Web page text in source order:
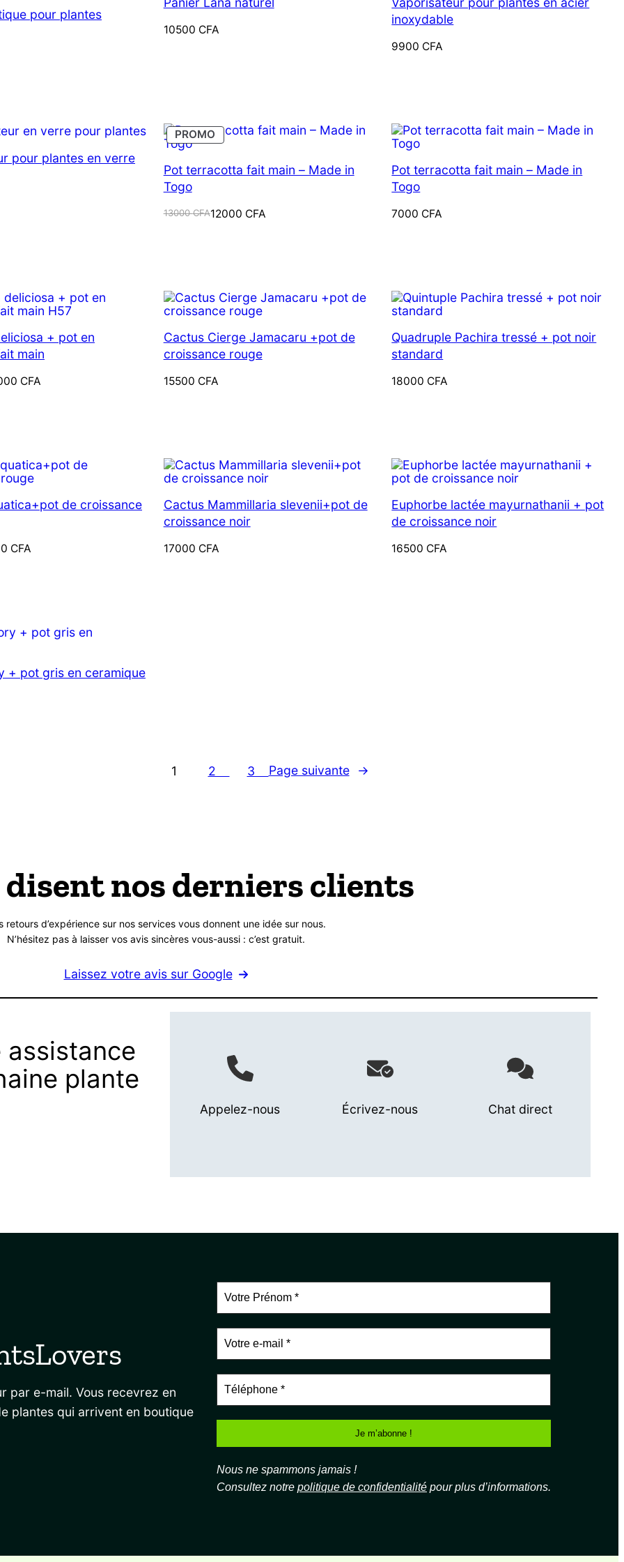
pour plantes
10500 CFA
inoxydable
9900 CFA
pour plantes en verre
PROMO PRODUIT
EN
Pot terracotta fait main – Made in
Togo
13000CFA
Le
12000 CFA
Le
Pot terracotta fait main – Made in
Togo
7000 CFA
+ pot en
main
CFA
Cactus Cierge Jamacaru +pot de
croissance rouge
15500 CFA
Quadruple Pachira tressé + pot noir
standard
18000 CFA
de croissance
CFA
Cactus Mammillaria slevenii+pot de
croissance noir
17000 CFA
Euphorbe lactée mayurnathanii + pot
de croissance noir
16500 CFA
+ pot gris en ceramique
1 2 3 Page suivante →
disent nos derniers clients
retours d’expérience sur nos services vous donnent une idée sur nous.
N’hésitez pas à laisser vos avis sincères vous-aussi : c’est gratuit.
Laissez votre avis sur Google
assistance
plante
Appelez-nous Écrivez-nous Chat direct
par e-mail. Vous recevrez en
plantes qui arrivent en boutique
Nous ne spammons jamais !
Consultez notre politique de confidentialité pour plus d’informations.